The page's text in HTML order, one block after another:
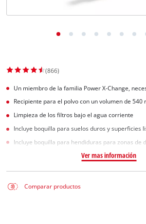
(866)
Un miembro de la familia Power X-Change,
Recipiente para el polvo con un volumen de 540
Limpieza de los filtros bajo el agua corriente
Incluye boquilla para suelos duros y superficies
Incluye boquilla para hendiduras para zonas de
Ver mas información
Comparar productos